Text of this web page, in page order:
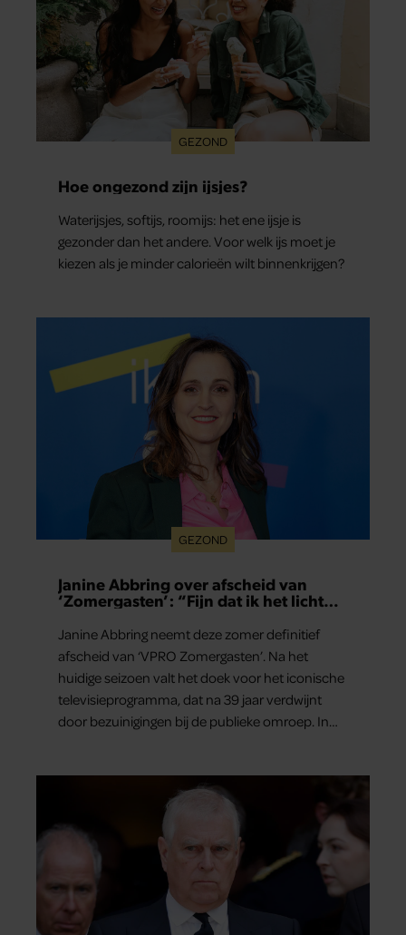
GEZOND
Hoe ongezond zijn ijsjes?
Waterijsjes, softijs, roomijs: het ene ijsje is
gezonder dan het andere. Voor welk ijs moet je
kiezen als je minder calorieën wilt binnenkrijgen?
GEZOND
Janine Abbring over afscheid van
‘Zomergasten’: “Fijn dat ik het licht
Janine Abbring neemt deze zomer definitief
afscheid van ‘VPRO Zomergasten’. Na het
huidige seizoen valt het doek voor het iconische
televisieprogramma, dat na 39 jaar verdwijnt
door bezuinigingen bij de publieke omroep. In
Hoewel ze uitkijkt naar de laatste reeks, vindt ze
het ook verdrietig dat een televisieklassieker
verdwijnt.